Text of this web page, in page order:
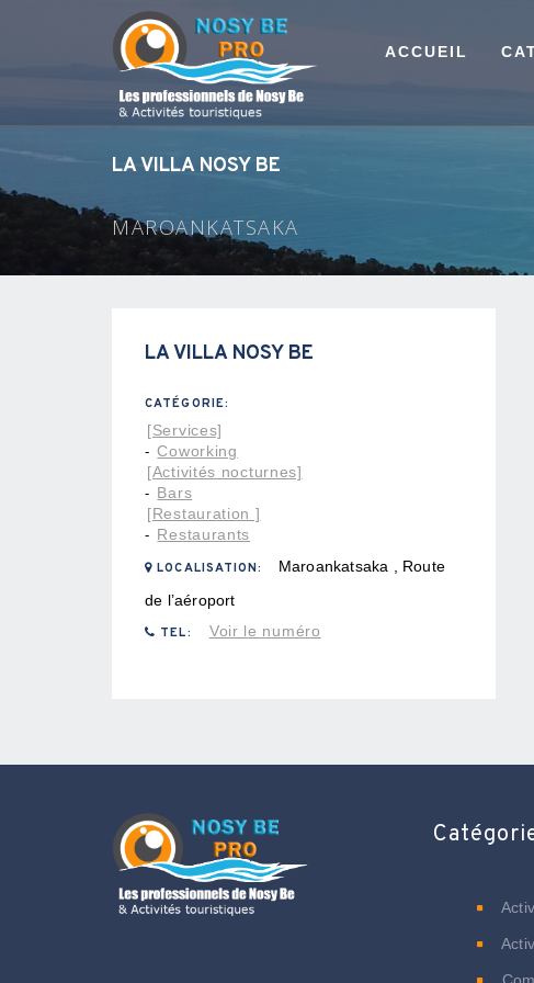
ACCUEIL
LA VILLA NOSY BE
MAROANKATSAKA
LA VILLA NOSY BE
CATÉGORIE:
[Services]
- Coworking
[Activités nocturnes]
- Bars
[Restauration ]
- Restaurants
LOCALISATION:
Maroankatsaka , Route
de l’aéroport
TEL: Voir le numéro